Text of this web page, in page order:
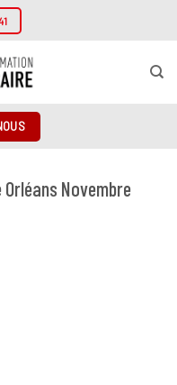
Novembre